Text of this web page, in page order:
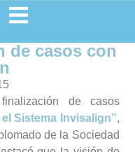
de casos con
de casos
Sistema Invisalign”,
de la Sociedad